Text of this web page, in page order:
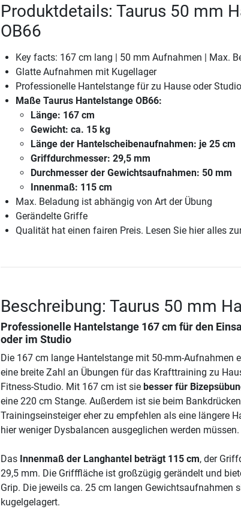
Produktdetails: Taurus 50 mm
OB66
Key facts: 167 cm lang | 50 mm Aufnahmen | Max.
Glatte Aufnahmen mit Kugellager
Professionelle Hantelstange für zu Hause oder Studio
Maße Taurus Hantelstange OB66:
Länge: 167 cm
Gewicht: ca. 15 kg
Länge der Hantelscheibenaufnahmen: je 25 cm
Griffdurchmesser: 29,5 mm
Durchmesser der Gewichtsaufnahmen: 50 mm
Innenmaß: 115 cm
Max. Beladung ist abhängig von Art der Übung
Gerändelte Griffe
Qualität hat einen fairen Preis. Lesen Sie hier alles
Beschreibung: Taurus 50 mm
Professionelle Hantelstange 167 cm für den
oder im Studio
Die 167 cm lange Hantelstange mit 50-mm-Aufnahmen
eine breite Zahl an Übungen für das Krafttraining zu
Fitness-Studio. Mit 167 cm ist sie besser für
eine 220 cm Stange. Außerdem ist sie beim
Trainingseinsteiger eher zu empfehlen als eine längere
hier weniger Dysbalancen ausgeglichen werden müssen.
Das Innenmaß der Langhantel beträgt 115 cm, der
29,5 mm. Die Grifffläche ist großzügig gerändelt und
Grip. Die jeweils ca. 25 cm langen Gewichtsaufnahmen
kugelgelagert.